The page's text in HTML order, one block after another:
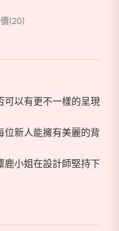
(20)
可以有更不一樣的呈現
位新人能擁有美麗的背
鹿小姐在設計師堅持下